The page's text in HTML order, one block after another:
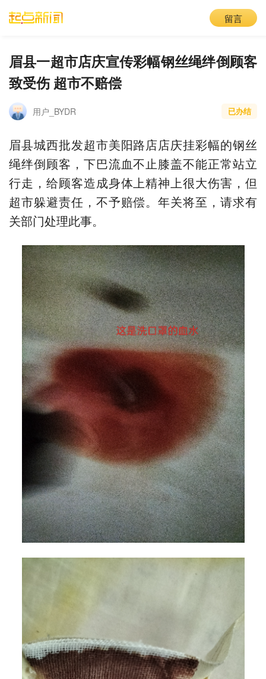
留言
眉县一超市店庆宣传彩幅钢丝绳绊倒顾客
致受伤 超市不赔偿
用户_BYDR 已办结
眉县城西批发超市美阳路店店庆挂彩幅的钢丝
绳绊倒顾客，下巴流血不止膝盖不能正常站立
行走，给顾客造成身体上精神上很大伤害，但
超市躲避责任，不予赔偿。年关将至，请求有
关部门处理此事。